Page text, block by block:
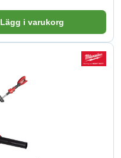
Lägg i varukorg